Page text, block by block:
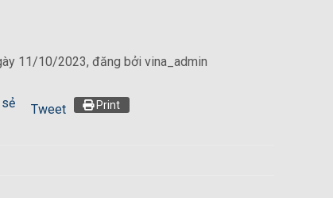
11/10/2023, đăng bởi vina_admin
Tweet Print